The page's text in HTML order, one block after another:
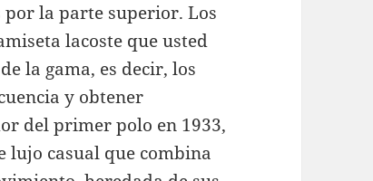
la parte superior. Los
lacoste que usted
la gama, es decir, los
y obtener
del primer polo en 1933,
lujo casual que combina